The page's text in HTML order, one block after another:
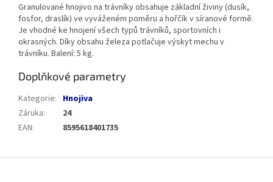
Granulované hnojivo na trávníky obsahuje základní živiny (dusík,
fosfor, draslík) ve vyváženém poměru a hořčík v síranové formě.
Je vhodné ke hnojení všech typů trávníků, sportovních i
okrasných. Díky obsahu železa potlačuje výskyt mechu v
trávníku. Balení: 5 kg.
Doplňkové parametry
Kategorie: Hnojiva
Záruka:
24
EAN: 8595618401735